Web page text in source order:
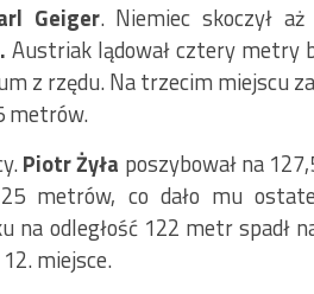
Geiger. Niemiec skoczył
Austriak lądował cztery metry
z rzędu. Na trzecim miejscu
metrów.
Piotr Żyła poszybował na
metrów, co dało mu
na odległość 122 metr spadł
miejsce.